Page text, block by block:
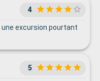
4
une excursion pourtant
5